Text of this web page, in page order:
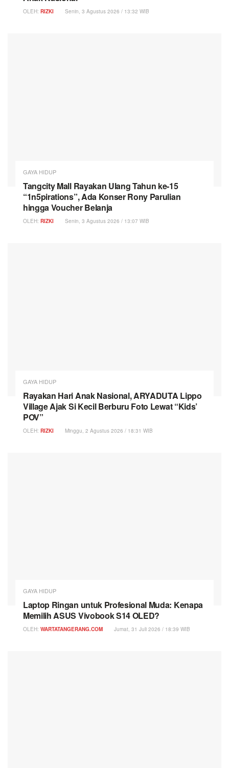
OLEH: RIZKI Senin, 3 Agustus 2026 / 13:32 WIB
GAYA HIDUP
Tangcity Mall Rayakan Ulang Tahun ke-15
“1n5pirations”, Ada Konser Rony Parulian
hingga Voucher Belanja
OLEH: RIZKI Senin, 3 Agustus 2026 / 13:07 WIB
GAYA HIDUP
Rayakan Hari Anak Nasional, ARYADUTA Lippo
Village Ajak Si Kecil Berburu Foto Lewat “Kids’
POV”
OLEH: RIZKI Minggu, 2 Agustus 2026 / 18:31 WIB
GAYA HIDUP
Laptop Ringan untuk Profesional Muda: Kenapa
Memilih ASUS Vivobook S14 OLED?
OLEH: WARTATANGERANG.COM Jumat, 31 Juli 2026 / 18:39 WIB